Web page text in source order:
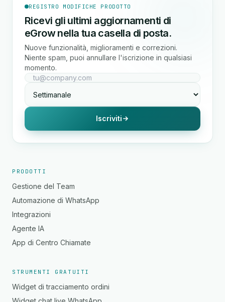
REGISTRO MODIFICHE PRODOTTO
Ricevi gli ultimi aggiornamenti di
eGrow nella tua casella di posta.
Nuove funzionalità, miglioramenti e correzioni.
Niente spam, puoi annullare l'iscrizione in qualsiasi
momento.
Iscriviti
PRODOTTI
Gestione del Team
Automazione di WhatsApp
Integrazioni
Agente IA
App di Centro Chiamate
STRUMENTI GRATUITI
Widget di tracciamento ordini